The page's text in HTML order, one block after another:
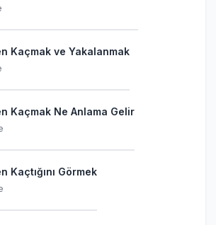
Kaçmak ve Yakalanmak
Kaçmak Ne Anlama Gelir
Kaçtığını Görmek